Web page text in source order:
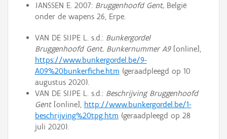
JANSSEN E. 2007: Bruggenhoofd Gent,België
onder de wapens 26, Erpe.
VAN DE SIJPE L. s.d.: Bunkergordel
Bruggenhoofd Gent. Bunkernummer A9[online],
https://www.bunkergordel.be/9-
A09%20bunkerfiche.htm (geraadpleegd op 10
augustus 2020).
VAN DE SIJPE L. s.d.: Beschrijving Bruggenhoofd
Gent[online], http://www.bunkergordel.be/1-
beschrijving%20tpg.htm (geraadpleegd op 28
juli 2020).